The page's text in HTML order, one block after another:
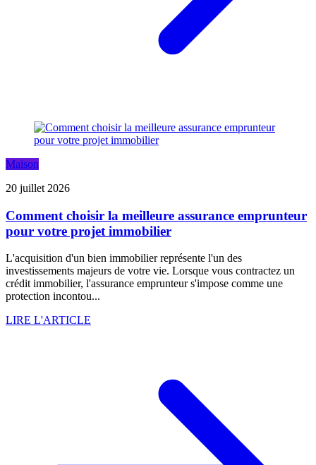
Maison
20 juillet 2026
Comment choisir la meilleure assurance emprunteur
pour votre projet immobilier
L'acquisition d'un bien immobilier représente l'un des
investissements majeurs de votre vie. Lorsque vous contractez un
crédit immobilier, l'assurance emprunteur s'impose comme une
protection incontou...
LIRE L'ARTICLE